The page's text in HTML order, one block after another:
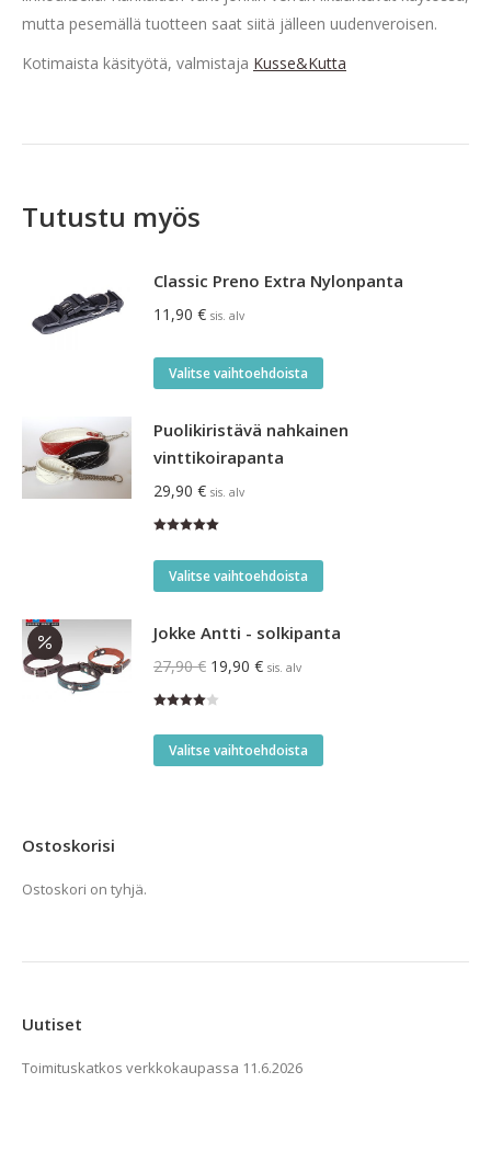
mutta pesemällä tuotteen saat siitä jälleen uudenveroisen.
Kotimaista käsityötä, valmistaja Kusse&Kutta
Tutustu myös
Classic Preno Extra Nylonpanta
11,90 € sis. alv
Valitse vaihtoehdoista
on
valinnat
tuotteen
sivulla.
Puolikiristävä nahkainen
vinttikoirapanta
29,90 € sis. alv
5.00/ 5
Valitse vaihtoehdoista
on
tehdä
valinnat
Jokke Antti - solkipanta
27,90€ Alkuperäinen
hinta
27,90 €.
19,90 €Nykyinen
19,90 €.
sis. alv
4.00/ 5
Valitse vaihtoehdoista
Ostoskorisi
Ostoskori on tyhjä.
Uutiset
Toimituskatkos verkkokaupassa 11.6.2026